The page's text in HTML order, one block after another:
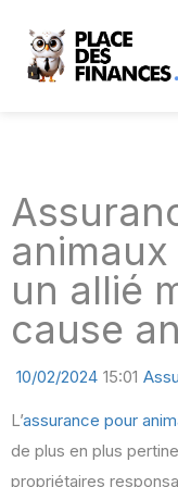
un allié
cause
10/02/2024 15:01
L’assurance pour
de plus en plus
propriétaires